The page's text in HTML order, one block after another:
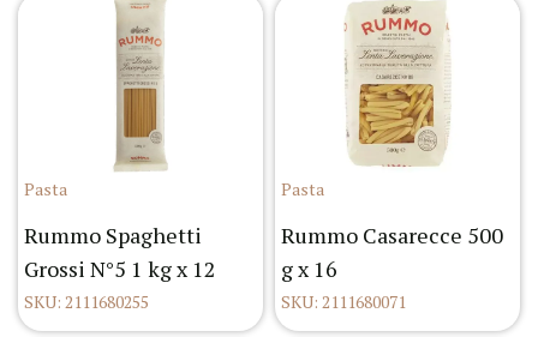
Pasta
Rummo Spaghetti
Grossi N°5 1 kg x 12
SKU: 2111680255
Pasta
Rummo Casarecce 500
g x 16
SKU: 2111680071